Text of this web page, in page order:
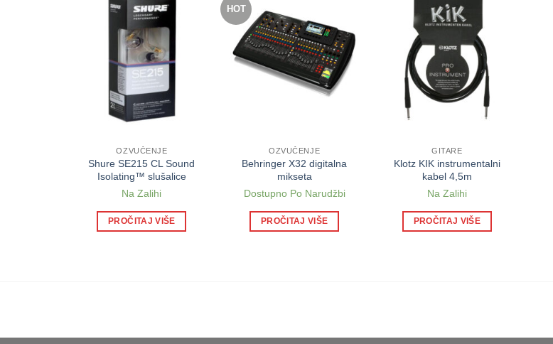
OZVUČENJE
Shure SE215 CL Sound
Isolating™ slušalice
Na Zalihi
PROČITAJ VIŠE
HOT
OZVUČENJE
Behringer X32 digitalna
mikseta
Dostupno Po Narudžbi
PROČITAJ VIŠE
GITARE
Klotz KIK instrumentalni
kabel 4,5m
Na Zalihi
PROČITAJ VIŠE